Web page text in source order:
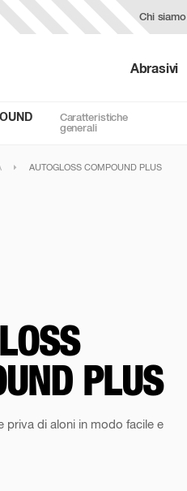
Chi siamo
Abrasivi
Caratteristiche
generali
AUTOGLOSS COMPOUND PLUS
PLUS
priva di aloni in modo facile e